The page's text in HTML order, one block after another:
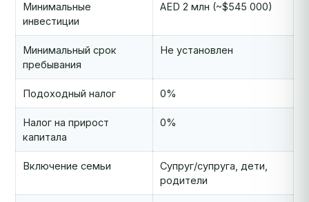
Минимальные
инвестиции
AED 2 млн (~$545 000)
Минимальный срок
пребывания
Не установлен
Подоходный налог 0%
Налог на прирост
капитала
0%
Включение семьи
Супруг/супруга, дети,
родители